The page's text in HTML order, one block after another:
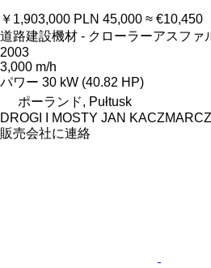
￥1,903,000 PLN 45,000 ≈ €10,450
道路建設機材 - クローラーアスファ
2003
3,000 m/h
パワー 30 kW (40.82 HP)
ポーランド, Pułtusk
DROGI I MOSTY JAN
販売会社に連絡